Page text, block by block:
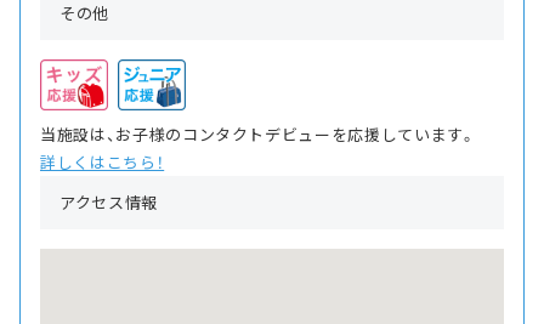
その他
当施設は、お子様のコンタクトデビューを応援しています。
詳しくはこちら！
アクセス情報